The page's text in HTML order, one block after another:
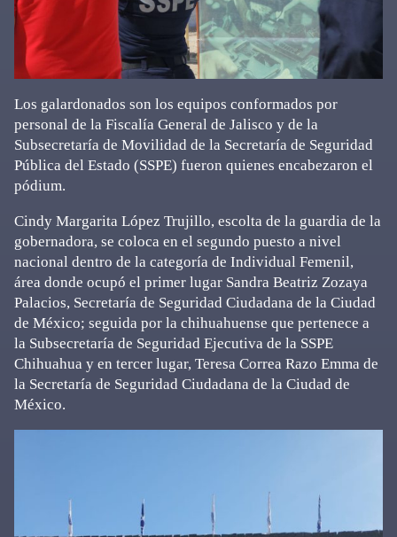
Los galardonados son los equipos conformados por
personal de la Fiscalía General de Jalisco y de la
Subsecretaría de Movilidad de la Secretaría de Seguridad
Pública del Estado (SSPE) fueron quienes encabezaron el
pódium.
Cindy Margarita López Trujillo, escolta de la guardia de la
gobernadora, se coloca en el segundo puesto a nivel
nacional dentro de la categoría de Individual Femenil,
área donde ocupó el primer lugar Sandra Beatriz Zozaya
Palacios, Secretaría de Seguridad Ciudadana de la Ciudad
de México; seguida por la chihuahuense que pertenece a
la Subsecretaría de Seguridad Ejecutiva de la SSPE
Chihuahua y en tercer lugar, Teresa Correa Razo Emma de
la Secretaría de Seguridad Ciudadana de la Ciudad de
México.